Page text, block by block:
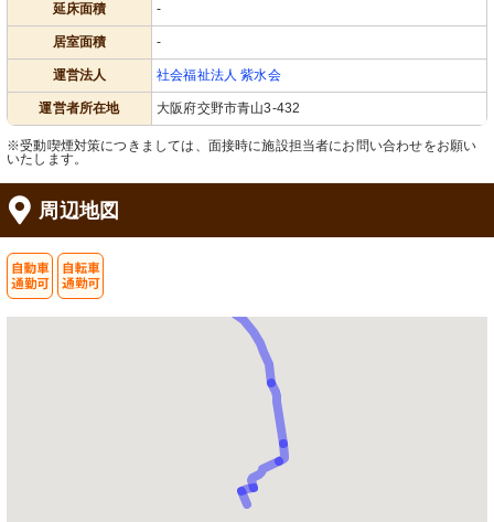
延床面積 -
居室面積 -
運営法人 社会福祉法人 紫水会
運営者所在地 大阪府交野市青山3-432
※受動喫煙対策につきましては、面接時に施設担当者にお問い合わせをお願い
いたします。
周辺地図